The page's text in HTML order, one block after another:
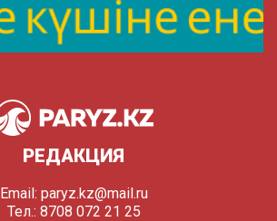
РЕДАКЦИЯ
Email: paryz.kz@mail.ru
Тел.: 8708 072 21 25